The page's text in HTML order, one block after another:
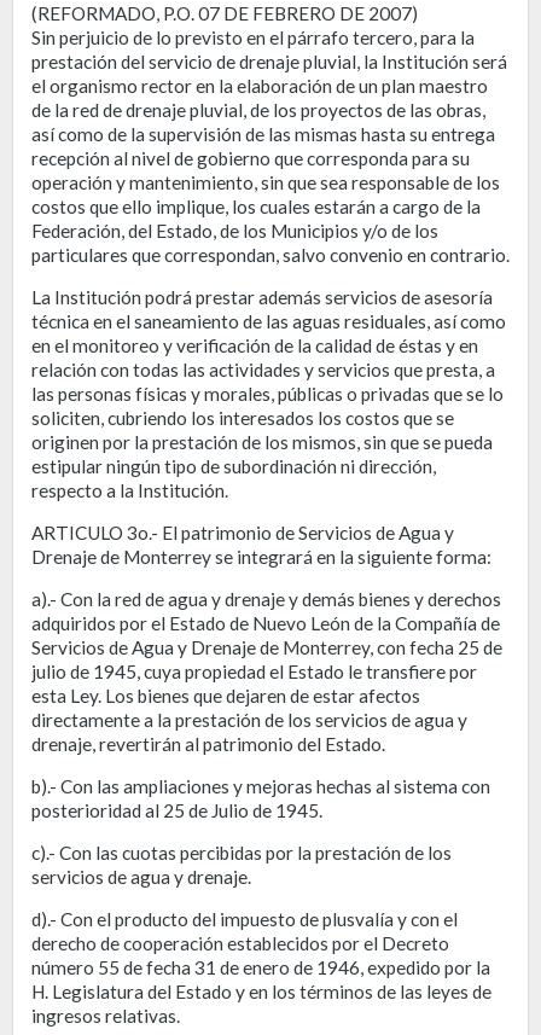
(REFORMADO, P.O. 07 DE FEBRERO DE 2007)
Sin perjuicio de lo previsto en el párrafo tercero, para la
prestación del servicio de drenaje pluvial, la Institución será
el organismo rector en la elaboración de un plan maestro
de la red de drenaje pluvial, de los proyectos de las obras,
así como de la supervisión de las mismas hasta su entrega
recepción al nivel de gobierno que corresponda para su
operación y mantenimiento, sin que sea responsable de los
costos que ello implique, los cuales estarán a cargo de la
Federación, del Estado, de los Municipios y/o de los
particulares que correspondan, salvo convenio en contrario.
La Institución podrá prestar además servicios de asesoría
técnica en el saneamiento de las aguas residuales, así como
en el monitoreo y verificación de la calidad de éstas y en
relación con todas las actividades y servicios que presta, a
las personas físicas y morales, públicas o privadas que se lo
soliciten, cubriendo los interesados los costos que se
originen por la prestación de los mismos, sin que se pueda
estipular ningún tipo de subordinación ni dirección,
respecto a la Institución.
ARTICULO 3o.- El patrimonio de Servicios de Agua y
Drenaje de Monterrey se integrará en la siguiente forma:
a).- Con la red de agua y drenaje y demás bienes y derechos
adquiridos por el Estado de Nuevo León de la Compañía de
Servicios de Agua y Drenaje de Monterrey, con fecha 25 de
julio de 1945, cuya propiedad el Estado le transfiere por
esta Ley. Los bienes que dejaren de estar afectos
directamente a la prestación de los servicios de agua y
drenaje, revertirán al patrimonio del Estado.
b).- Con las ampliaciones y mejoras hechas al sistema con
posterioridad al 25 de Julio de 1945.
c).- Con las cuotas percibidas por la prestación de los
servicios de agua y drenaje.
d).- Con el producto del impuesto de plusvalía y con el
derecho de cooperación establecidos por el Decreto
número 55 de fecha 31 de enero de 1946, expedido por la
H. Legislatura del Estado y en los términos de las leyes de
ingresos relativas.